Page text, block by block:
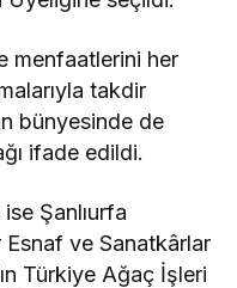
menfaatlerini her
takdir
bünyesinde de
ifade edildi.
Şanlıurfa
ve Sanatkârlar
Türkiye Ağaç İşleri